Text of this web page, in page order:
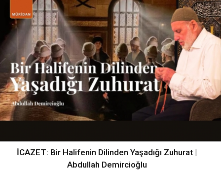
İCAZET: Bir Halifenin Dilinden Yaşadığı Zuhurat |
Abdullah Demircioğlu